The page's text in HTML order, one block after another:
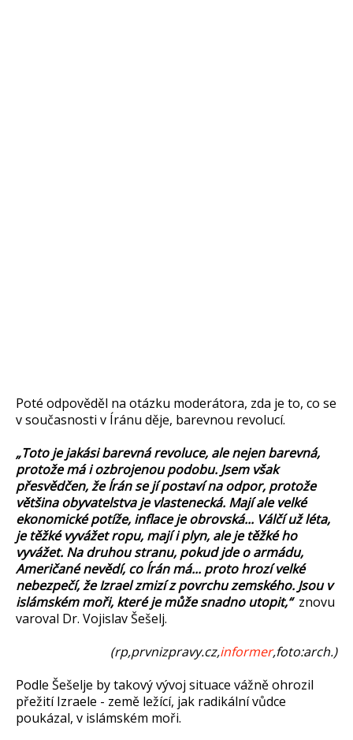
Poté odpověděl na otázku moderátora, zda je to, co se
v současnosti v Íránu děje, barevnou revolucí.
„Toto je jakási barevná revoluce, ale nejen barevná,
protože má i ozbrojenou podobu. Jsem však
přesvědčen, že Írán se jí postaví na odpor, protože
většina obyvatelstva je vlastenecká. Mají ale velké
ekonomické potíže, inflace je obrovská... Válčí už léta,
je těžké vyvážet ropu, mají i plyn, ale je těžké ho
vyvážet. Na druhou stranu, pokud jde o armádu,
Američané nevědí, co Írán má... proto hrozí velké
nebezpečí, že Izrael zmizí z povrchu zemského. Jsou v
islámském moři, které je může snadno utopit,“znovu
varoval Dr. Vojislav Šešelj.
(rp,prvnizpravy.cz,informer,foto:arch.)
Podle Šešelje by takový vývoj situace vážně ohrozil
přežití Izraele - země ležící, jak radikální vůdce
poukázal, v islámském moři.